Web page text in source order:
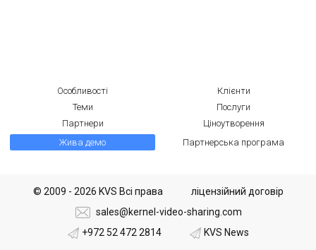
Особливості
Клієнти
Теми
Послуги
Партнери
Ціноутворення
Жива демо
Партнерська програма
© 2009 - 2026 KVS Всі права
ліцензійний договір
sales@kernel-video-sharing.com
+972 52 472 2814
KVS News